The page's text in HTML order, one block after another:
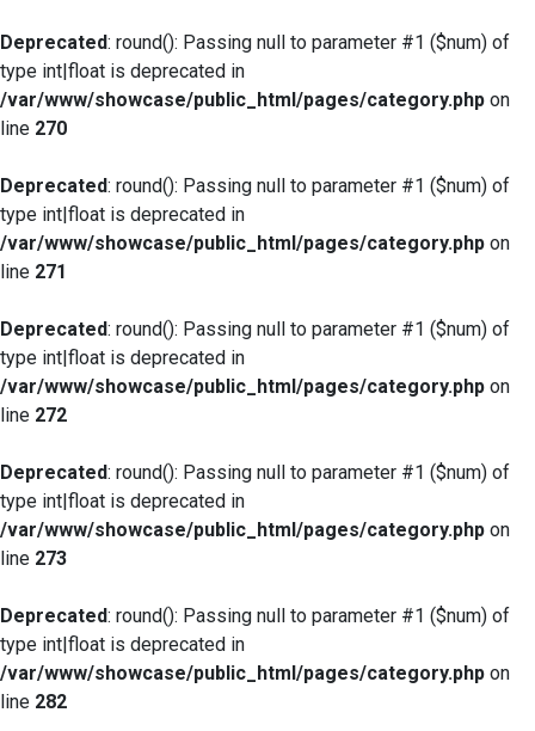
Deprecated: round(): Passing null to parameter #1 ($num) of
type int|float is deprecated in
/var/www/showcase/public_html/pages/category.php on
line 270
Deprecated: round(): Passing null to parameter #1 ($num) of
type int|float is deprecated in
/var/www/showcase/public_html/pages/category.php on
line 271
Deprecated: round(): Passing null to parameter #1 ($num) of
type int|float is deprecated in
/var/www/showcase/public_html/pages/category.php on
line 272
Deprecated: round(): Passing null to parameter #1 ($num) of
type int|float is deprecated in
/var/www/showcase/public_html/pages/category.php on
line 273
Deprecated: round(): Passing null to parameter #1 ($num) of
type int|float is deprecated in
/var/www/showcase/public_html/pages/category.php on
line 282